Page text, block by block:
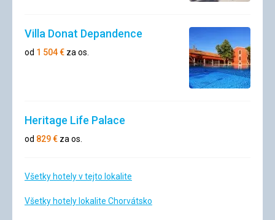
Villa Donat Depandence
od 1 504€ za os.
Heritage Life Palace
od 829€ za os.
Všetky hotely v tejto lokalite
Všetky hotely lokalite Chorvátsko